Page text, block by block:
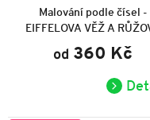
Malování podle čísel -
EIFFELOVA VĚŽ A
STROMY
produktu
je
5,0
5
od 360 Kč